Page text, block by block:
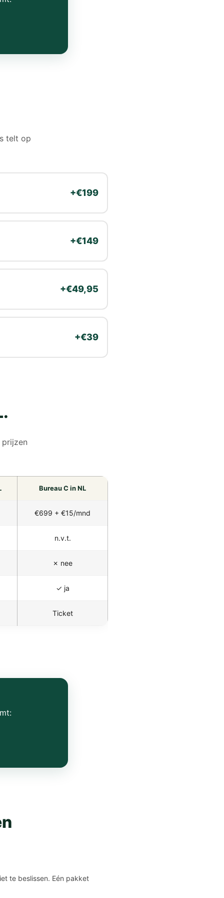
telt op
+€199
+€149
+€49,95
+€39
Bureau C in NL
€699 + €15/mnd
n.v.t.
✗ nee
✓ ja
Ticket
te beslissen. Eén pakket